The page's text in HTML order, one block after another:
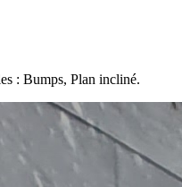
: Bumps, Plan incliné.